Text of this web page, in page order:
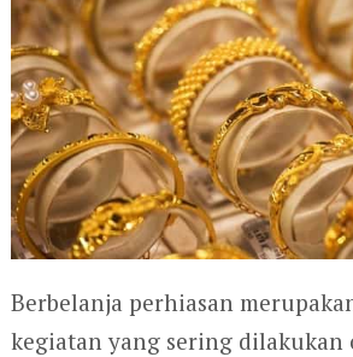
Berbelanja perhiasan
kegiatan yang sering dilakukan